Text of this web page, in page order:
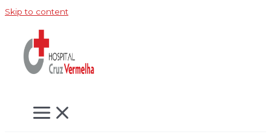
Skip to content